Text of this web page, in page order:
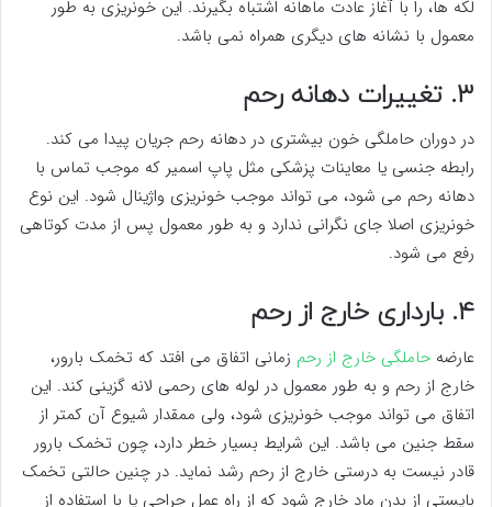
لکه ها، را با آغاز عادت ماهانه اشتباه بگیرند. این خونریزی به طور
معمول با نشانه های دیگری همراه نمی باشد.
۳. تغییرات دهانه رحم
در دوران حاملگی خون بیشتری در دهانه رحم جریان پیدا می کند.
رابطه جنسی یا معاینات پزشکی مثل پاپ اسمیر که موجب تماس با
دهانه رحم می شود، می تواند موجب خونریزی واژینال شود. این نوع
خونریزی اصلا جای نگرانی ندارد و به طور معمول پس از مدت کوتاهی
رفع می شود.
۴. بارداری خارج از رحم
عارضه حاملگی خارج از رحم زمانی اتفاق می افتد که تخمک بارور،
خارج از رحم و به طور معمول در لوله های رحمی لانه گزینی کند. این
اتفاق می تواند موجب خونریزی شود، ولی ممقدار شیوع آن کمتر از
سقط جنین می باشد. این شرایط بسیار خطر دارد، چون تخمک بارور
قادر نیست به درستی خارج از رحم رشد نماید. در چنین حالتی تخمک
بایستی از بدن ماد خارج شود که از راه عمل جراحی یا با استفاده از